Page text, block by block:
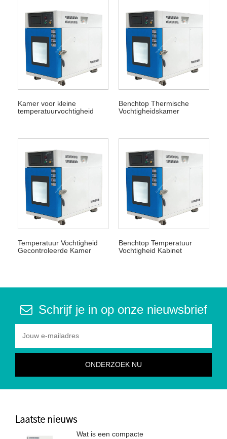
Kamer voor kleine
temperatuurvochtigheid
Benchtop Thermische
Vochtigheidskamer
Temperatuur Vochtigheid
Gecontroleerde Kamer
Benchtop Temperatuur
Vochtigheid Kabinet
Schrijf je in op onze nieuwsbrief
Laatste nieuws
Wat is een compacte